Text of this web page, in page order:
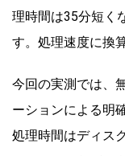
理時間は35分短く
す。処理速度に換
今回の実測では、
ーションによる明
処理時間はディス